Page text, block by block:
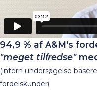
94,9 % af A&M's
"meget tilfredse"
(intern undersøgelse
fordelskunder)